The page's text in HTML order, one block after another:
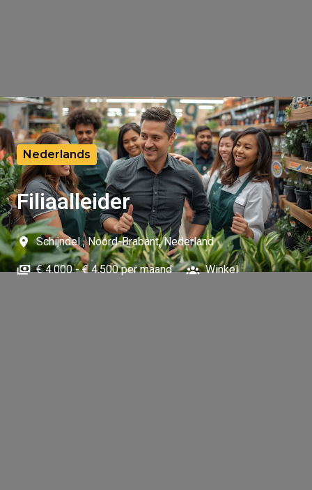
Nederlands
Filiaalleider
Schijndel, Noord-Brabant, Nederland
€ 4.000 - € 4.500 per maand Winkel